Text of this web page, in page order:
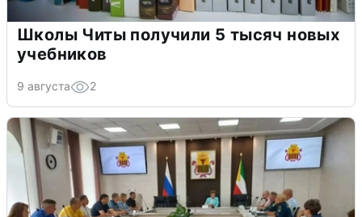
Школы Читы получили 5 тысяч новых
учебников
9 августа 2